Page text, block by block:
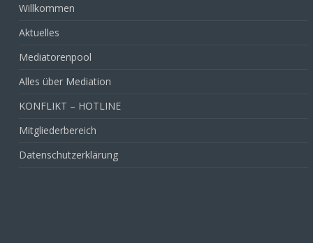
Willkommen
Aktuelles
Mediatorenpool
Alles über Mediation
KONFLIKT – HOTLINE
Mitgliederbereich
Datenschutzerklärung